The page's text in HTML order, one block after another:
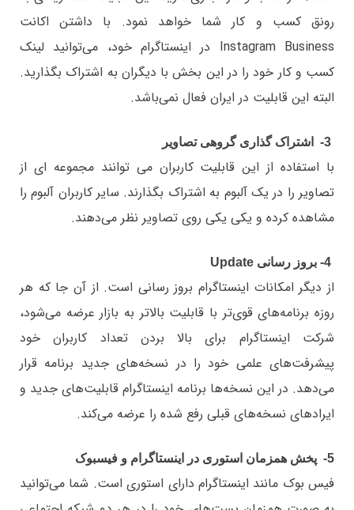
رونق کسب و کار شما خواهد نمود. با داشتن اکانت
Instagram Business در اینستاگرام خود، می‌توانید لینک
کسب و کار خود را در این بخش با دیگران به اشتراک بگذارید.
البته این قابلیت در ایران فعال نمی‌باشد.
با استفاده از این قابلیت کاربران می توانند مجموعه ای از
تصاویر را در یک آلبوم به اشتراک بگذارند. سایر کاربران آلبوم را
مشاهده کرده و یکی یکی روی تصاویر نظر می‌دهند.
از دیگر امکانات اینستاگرام بروز رسانی است. از آن جا که هر
روزه برنامه‌های قوی‌تر با قابلیت بالاتر به بازار عرضه می‌شود،
شرکت اینستاگرام برای بالا بردن تعداد کاربران خود
پیشرفت‌های علمی خود را در نسخه‌های جدید برنامه قرار
می‌دهد. در این نسخه‌ها برنامه اینستاگرام قابلیت‌های جدید و
ایراد‌های نسخه‌های قبلی رفع شده را عرضه می‌کند.
5- پخش همزمان استوری‌ در اینستاگرام و فیسبوک
فیس بوک مانند اینستاگرام دارای استوری است. شما می‌توانید